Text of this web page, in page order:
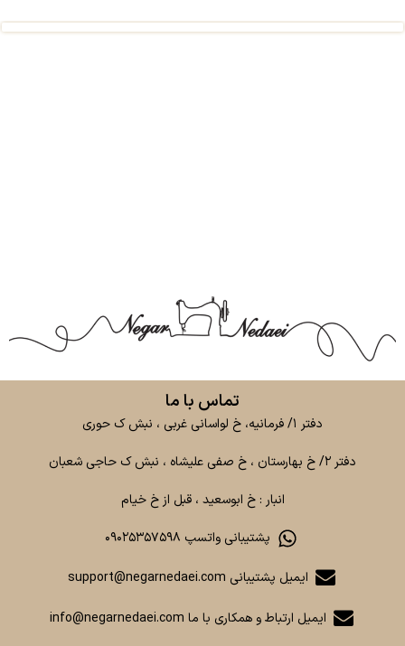
تماس با ما
دفتر ۱/ فرمانیه، خ لواسانی غربی ، نبش ک حوری
دفتر ۲/ خ بهارستان ، خ صفی علیشاه ، نبش ک حاجی شعبان
انبار : خ ابوسعید ، قبل از خ خیام
پشتیبانی واتسپ ۰۹۰۲۵۳۵۷۵۹۸
ایمیل پشتیبانی support@negarnedaei.com
ایمیل ارتباط و همکاری با ما info@negarnedaei.com